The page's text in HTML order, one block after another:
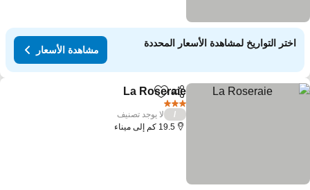
اختر التواريخ لمشاهدة الأسعار المحددة
مشاهدة الأسعار
مشاركةAdd to favorites
La Roseraie
لا يوجد تصنيف
19.5 كم إلى ميناء